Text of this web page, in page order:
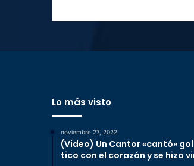
Lo más visto
noviembre 27, 2022
(Video) Un Cantor «cantó» gol
tico con el corazón y se hizo